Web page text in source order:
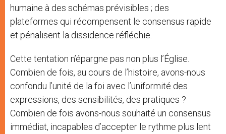
humaine à des schémas prévisibles ; des
plateformes qui récompensent le consensus rapide
et pénalisent la dissidence réfléchie.
Cette tentation n’épargne pas non plus l’Église.
Combien de fois, au cours de l’histoire, avons-nous
confondu l’unité de la foi avec l’uniformité des
expressions, des sensibilités, des pratiques ?
Combien de fois avons-nous souhaité un consensus
immédiat, incapables d’accepter le rythme plus lent